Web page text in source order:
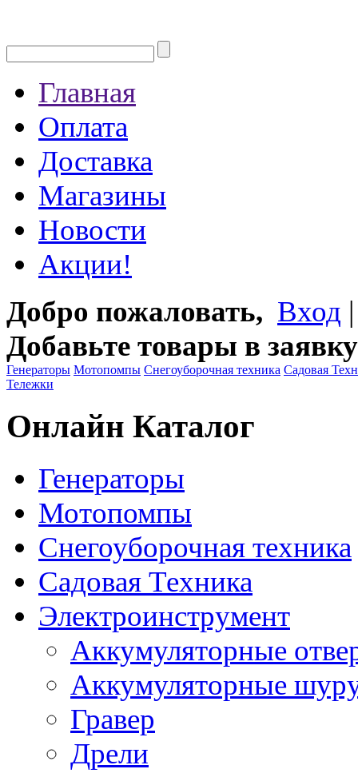
Главная
Оплата
Доставка
Магазины
Новости
Акции!
Добро пожаловать, Вход
Добавьте товары в заявку
Генераторы Мотопомпы Снегоуборочная техника Садовая
Тележки
Онлайн Каталог
Генераторы
Мотопомпы
Снегоуборочная техника
Садовая Техника
Электроинструмент
Аккумуляторные
Аккумуляторные
Гравер
Дрели